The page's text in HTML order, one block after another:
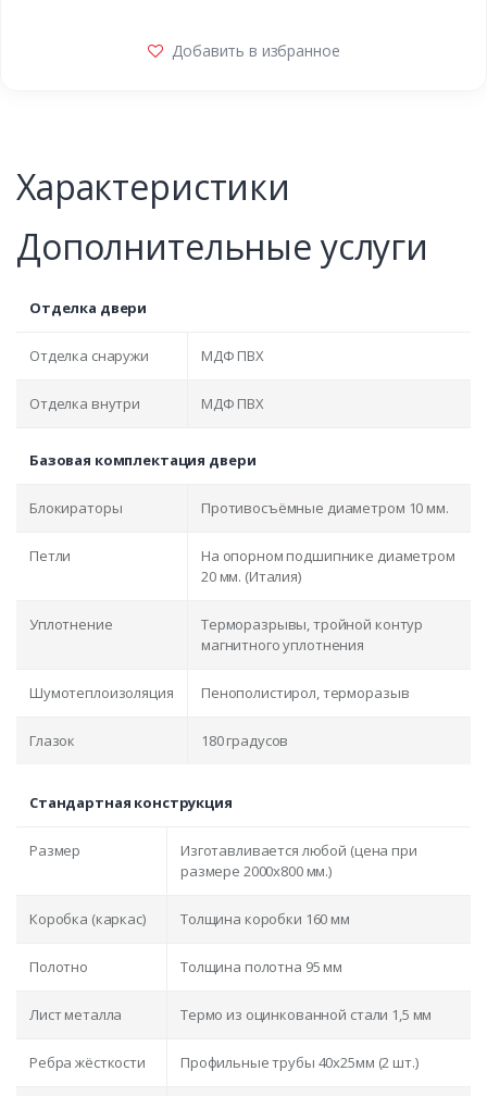
Добавить в избранное
Характеристики
Дополнительные услуги
Отделка двери
Отделка снаружи МДФ ПВХ
Отделка внутри МДФ ПВХ
Базовая комплектация двери
Блокираторы Противосъёмные диаметром 10 мм.
Петли
На опорном подшипнике диаметром
20 мм. (Италия)
Уплотнение
Терморазрывы, тройной контур
магнитного уплотнения
Шумотеплоизоляция Пенополистирол, терморазыв
Глазок 180 градусов
Стандартная конструкция
Размер
Изготавливается любой (цена при
размере 2000x800 мм.)
Коробка (каркас) Толщина коробки 160 мм
Полотно Толщина полотна 95 мм
Лист металла Термо из оцинкованной стали 1,5 мм
Ребра жёсткости Профильные трубы 40х25мм (2 шт.)